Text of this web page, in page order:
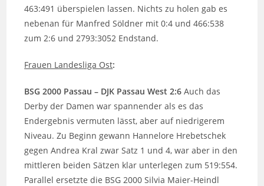
463:491 überspielen lassen. Nichts zu holen gab es
nebenan für Manfred Söldner mit 0:4 und 466:538
zum 2:6 und 2793:3052 Endstand.
Frauen Landesliga Ost:
BSG 2000 Passau – DJK Passau West 2:6Auch das
Derby der Damen war spannender als es das
Endergebnis vermuten lässt, aber auf niedrigerem
Niveau. Zu Beginn gewann Hannelore Hrebetschek
gegen Andrea Kral zwar Satz 1 und 4, war aber in den
mittleren beiden Sätzen klar unterlegen zum 519:554.
Parallel ersetzte die BSG 2000 Silvia Maier-Heindl